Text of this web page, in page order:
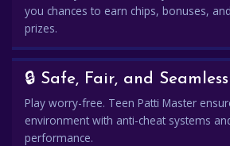
you chances to earn chips, bonuses,
prizes.
🔒 Safe, Fair, and
Play worry-free. Teen Patti Master
environment with anti-cheat systems
performance.